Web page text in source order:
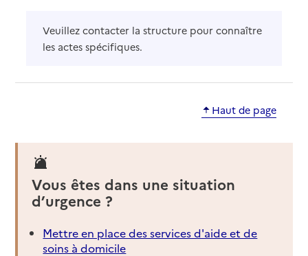
Veuillez contacter la structure pour connaître
les actes spécifiques.
Haut de page
Vous êtes dans une situation
d’urgence ?
Mettre en place des services d'aide et de
soins à domicile